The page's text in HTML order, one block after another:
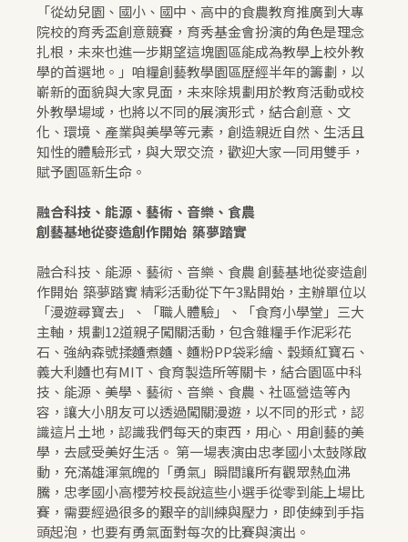
「從幼兒園、國小、國中、高中的食農教育推廣到大專
院校的育秀盃創意競賽，育秀基金會扮演的角色是理念
扎根，未來也進一步期望這塊園區能成為教學上校外教
學的首選地。」咱糧創藝教學園區歷經半年的籌劃，以
嶄新的面貌與大家見面，未來除規劃用於教育活動或校
外教學場域，也將以不同的展演形式，結合創意、文
化、環境、產業與美學等元素，創造親近自然、生活且
知性的體驗形式，與大眾交流，歡迎大家一同用雙手，
賦予園區新生命。
融合科技、能源、藝術、音樂、食農
創藝基地從麥造創作開始 築夢踏實
融合科技、能源、藝術、音樂、食農 創藝基地從麥造創
作開始 築夢踏實 精彩活動從下午3點開始，主辦單位以
「漫遊尋寶去」、「職人體驗」、「食育小學堂」三大
主軸，規劃12道親子闖關活動，包含雜糧手作泥彩花
石、強納森號揉麵煮麵、麵粉PP袋彩繪、穀類紅寶石、
義大利麵也有MIT、食育製造所等關卡，結合園區中科
技、能源、美學、藝術、音樂、食農、社區營造等內
容，讓大小朋友可以透過闖關漫遊，以不同的形式，認
識這片土地，認識我們每天的東西，用心、用創藝的美
學，去感受美好生活。 第一場表演由忠孝國小太鼓隊啟
動，充滿雄渾氣魄的「勇氣」瞬間讓所有觀眾熱血沸
騰，忠孝國小高櫻芳校長說這些小選手從零到能上場比
賽，需要經過很多的艱辛的訓練與壓力，即使練到手指
頭起泡，也要有勇氣面對每次的比賽與演出。